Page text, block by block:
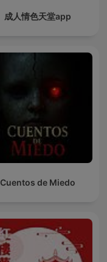
成人情色天堂app
Cuentos de Miedo